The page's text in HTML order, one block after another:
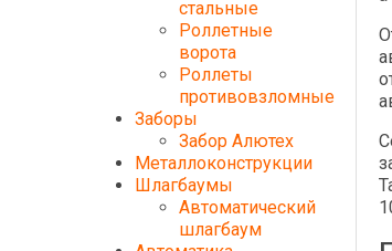
стальные
Роллетные
ворота
Роллеты
противовзломные
Заборы
Забор Алютех
Металлоконструкции
Шлагбаумы
Автоматический
шлагбаум